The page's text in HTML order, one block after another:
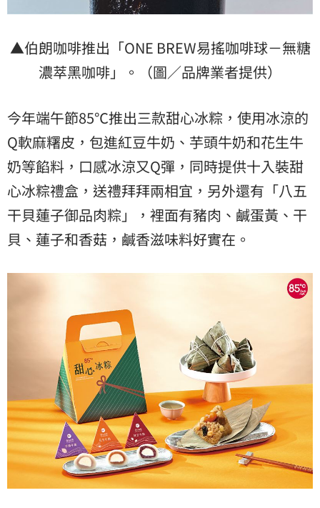
▲伯朗咖啡推出「ONE BREW易搖咖啡球－無糖
濃萃黑咖啡」。（圖／品牌業者提供）
今年端午節85℃推出三款甜心冰粽，使用冰涼的
Q軟麻糬皮，包進紅豆牛奶、芋頭牛奶和花生牛
奶等餡料，口感冰涼又Q彈，同時提供十入裝甜
心冰粽禮盒，送禮拜拜兩相宜，另外還有「八五
干貝蓮子御品肉粽」，裡面有豬肉、鹹蛋黃、干
貝、蓮子和香菇，鹹香滋味料好實在。